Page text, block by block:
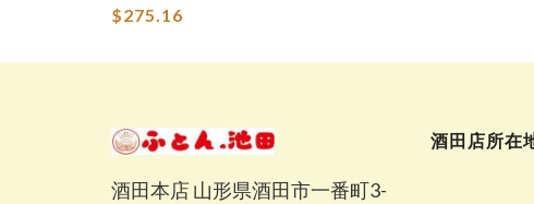
$275.16
酒田本店 山形県酒田市一番町3-
酒田店所在